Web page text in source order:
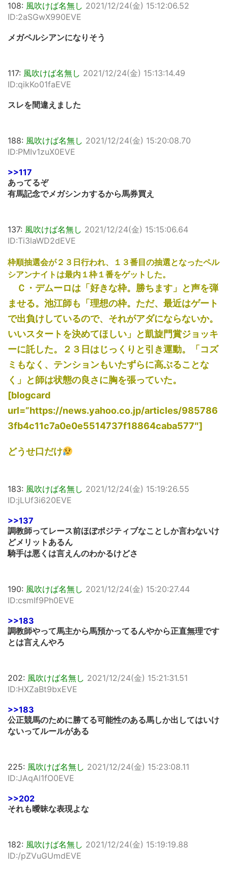
108: 風吹けば名無し 2021/12/24(金) 15:12:06.52
ID:2aSGwX990EVE
メガペルシアンになりそう
117: 風吹けば名無し 2021/12/24(金) 15:13:14.49
ID:qikKo01faEVE
スレを間違えました
188: 風吹けば名無し 2021/12/24(金) 15:20:08.70
ID:PMIv1zuX0EVE
>>117
あってるぞ
有馬記念でメガシンカするから馬券買え
137: 風吹けば名無し 2021/12/24(金) 15:15:06.64
ID:Ti3laWD2dEVE
枠順抽選会が２３日行われ、１３番目の抽選となったペル
シアンナイトは最内１枠１番をゲットした。
Ｃ・デムーロは「好きな枠。勝ちます」と声を弾
ませる。池江師も「理想の枠。ただ、最近はゲート
で出負けしているので、それがアダにならないか。
いいスタートを決めてほしい」と凱旋門賞ジョッキ
ーに託した。２３日はじっくりと引き運動。「コズ
ミもなく、テンションもいたずらに高ぶることな
く」と師は状態の良さに胸を張っていた。
[blogcard
url=”https://news.yahoo.co.jp/articles/985786
3fb4c11c7a0e0e5514737f18864caba577″]
どうせ口だけ
183: 風吹けば名無し 2021/12/24(金) 15:19:26.55
ID:jLUf3i620EVE
>>137
調教師ってレース前ほぼポジティブなことしか言わないけ
どメリットあるん
騎手は悪くは言えんのわかるけどさ
190: 風吹けば名無し 2021/12/24(金) 15:20:27.44
ID:csmIf9Ph0EVE
>>183
調教師やって馬主から馬預かってるんやから正直無理です
とは言えんやろ
202: 風吹けば名無し 2021/12/24(金) 15:21:31.51
ID:HXZaBt9bxEVE
>>183
公正競馬のために勝てる可能性のある馬しか出してはいけ
ないってルールがある
225: 風吹けば名無し 2021/12/24(金) 15:23:08.11
ID:JAqAl1fO0EVE
>>202
それも曖昧な表現よな
182: 風吹けば名無し 2021/12/24(金) 15:19:19.88
ID:/pZVuGUmdEVE